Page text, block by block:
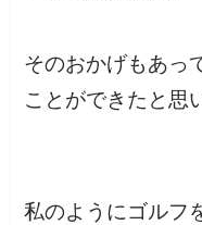
そのおかげもあっ
ことができたと思
私のようにゴルフ